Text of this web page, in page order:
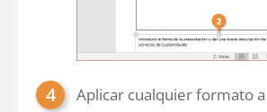
Aplicar cualquier formato a